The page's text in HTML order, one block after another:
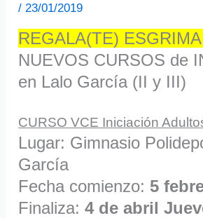
/ 23/01/2019
REGALA(TE)
NUEVOS CURSOS de
en Lalo García (II y III)
CURSO VCE Iniciación
Lugar: Gimnasio
García
Fecha comienzo: 5
Finaliza:4 de abril